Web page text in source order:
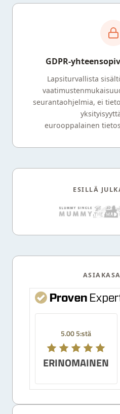
GDPR-
Lapsiturvallista
seurantaohjelmia, ei
eurooppalainen
ESILLÄ
5.00 5:stä
ERINOMAINEN